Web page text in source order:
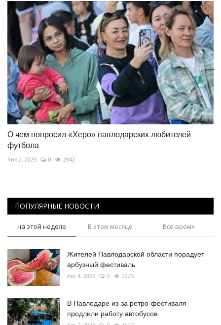
О чем попросил «Херо» павлодарских любителей
футбола
Янв 2, 2025 0 2942
ПОПУЛЯРНЫЕ НОВОСТИ
на этой неделе В этом месяце Все время
Жителей Павлодарской области порадует
арбузный фестиваль
Авг 4, 2026 0 2325
В Павлодаре из-за ретро-фестиваля
продлили работу автобусов